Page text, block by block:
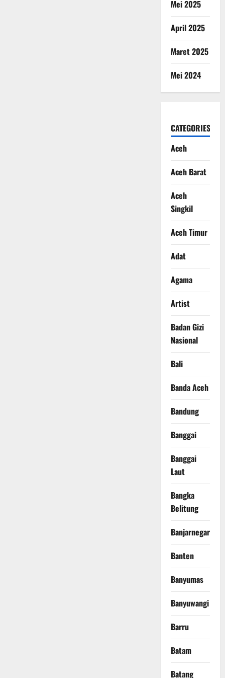
Mei 2025
April 2025
Maret 2025
Mei 2024
CATEGORIES
Aceh
Aceh Barat
Aceh
Singkil
Aceh Timur
Adat
Agama
Artist
Badan Gizi
Nasional
Bali
Banda Aceh
Bandung
Banggai
Banggai
Laut
Bangka
Belitung
Banjarnegara
Banten
Banyumas
Banyuwangi
Barru
Batam
Batang